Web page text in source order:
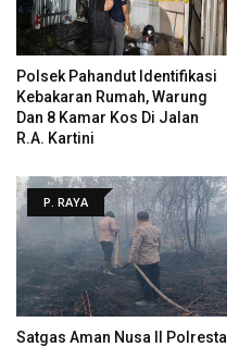
Polsek Pahandut Identifikasi
Kebakaran Rumah, Warung
Dan 8 Kamar Kos Di Jalan
R.A. Kartini
P. RAYA
Satgas Aman Nusa II Polresta